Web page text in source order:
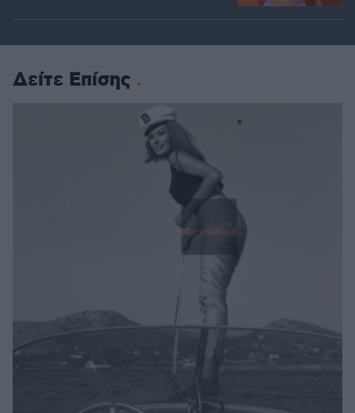
Δείτε Επίσης